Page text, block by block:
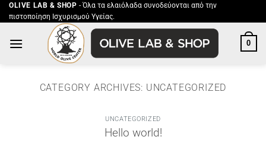
Μετάβαση
στο
περιεχόμενο
OLIVE LAB & SHOP - Όλα τα ελαιόλαδα συνοδεύονται από την
πιστοποίηση Ισχυρισμού Υγείας.
0
CATEGORY ARCHIVES: UNCATEGORIZED
UNCATEGORIZED
Hello world!